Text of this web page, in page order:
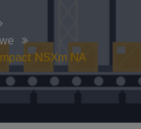
NSXm NA